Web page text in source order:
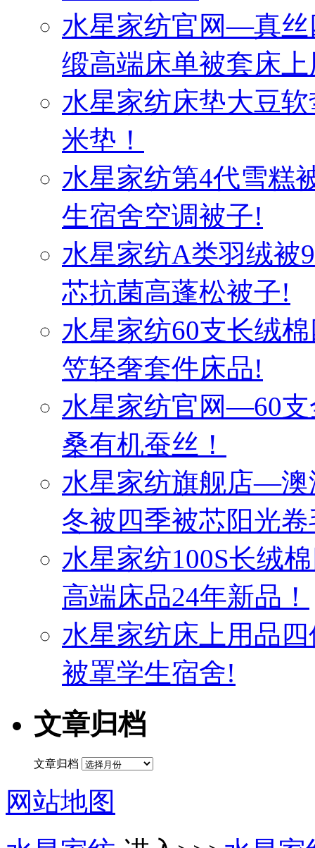
水星家纺官网—真丝
缎高端床单被套床
水星家纺床垫大豆
米垫！
水星家纺第4代雪糕
生宿舍空调被子!
水星家纺A类羽绒被
芯抗菌高蓬松被子!
水星家纺60支长绒
笠轻奢套件床品!
水星家纺官网—60
桑有机蚕丝！
水星家纺旗舰店—澳
冬被四季被芯阳光
水星家纺100S长绒
高端床品24年新品！
水星家纺床上用品
被罩学生宿舍!
文章归档
文章归档
网站地图